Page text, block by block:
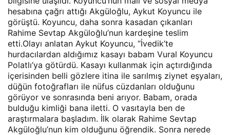
hesabına çağrı attığı Akgüloğlu, Aykut Koyuncu ile
görüştü. Koyuncu, daha sonra kasadan çıkanları
Rahime Sevtap Akgüloğlu’nun kardeşine teslim
etti.Olayı anlatan Aykut Koyuncu, “İvedik’te
hurdacılardan aldığımız kasayı babam Vural Koyuncu
Polatlı’ya götürdü. Kasayı kullanmak için açtırdığında
içerisinden belli gözlere itina ile sarılmış ziynet eşyaları,
düğün fotoğrafları ile nüfus cüzdanları olduğunu
görüyor ve sonrasında beni arıyor. Babam, orada
bulduğu kimliği bana iletti. O vasıtayla ben de
araştırmalara başladım. İlk olarak Rahime Sevtap
Akgüloğlu’nun kim olduğunu öğrendik. Sonra nerede